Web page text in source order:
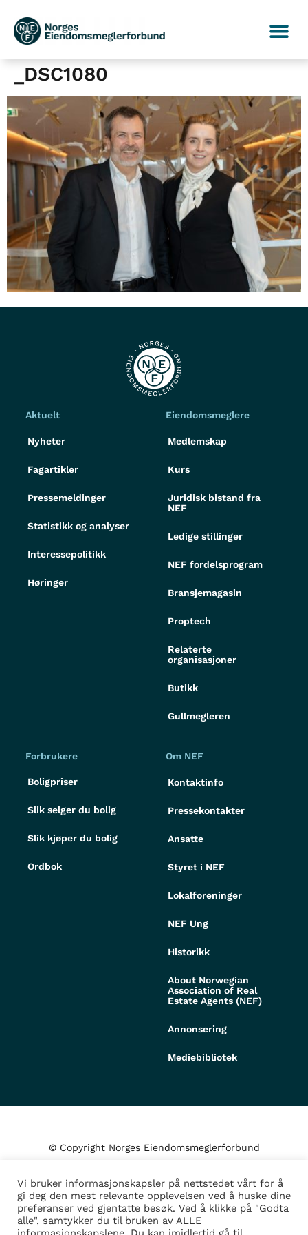
_DSC1080
Aktuelt
Nyheter
Fagartikler
Pressemeldinger
Statistikk og analyser
Interessepolitikk
Høringer
Eiendomsmeglere
Medlemskap
Kurs
Juridisk bistand fra
NEF
Ledige stillinger
NEF fordelsprogram
Bransjemagasin
Proptech
Relaterte
organisasjoner
Butikk
Gullmegleren
Forbrukere
Boligpriser
Slik selger du bolig
Slik kjøper du bolig
Ordbok
Om NEF
Kontaktinfo
Pressekontakter
Ansatte
Styret i NEF
Lokalforeninger
NEF Ung
Historikk
About Norwegian
Association of Real
Estate Agents (NEF)
Annonsering
Mediebibliotek
© Copyright Norges Eiendomsmeglerforbund
Personvern og cookies
Administrer samtykke
Vi bruker informasjonskapsler på nettstedet vårt for å
gi deg den mest relevante opplevelsen ved å huske dine
preferanser ved gjentatte besøk. Ved å klikke på "Godta
alle", samtykker du til bruken av ALLE